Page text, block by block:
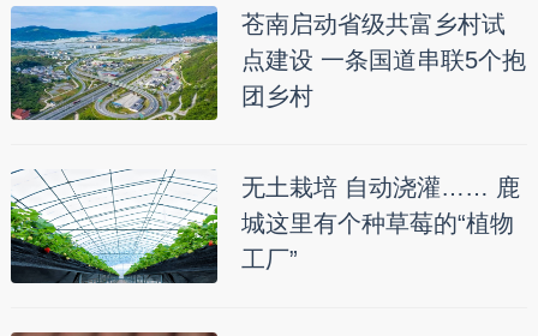
苍南启动省级共富乡村试
点建设 一条国道串联5个抱
团乡村
无土栽培 自动浇灌…… 鹿
城这里有个种草莓的“植物
工厂”